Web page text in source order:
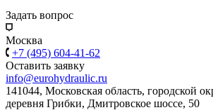
Задать вопрос
Москва
+7 (495) 604-41-62
Оставить заявку
info@eurohydraulic.ru
141044, Московская область, городской
деревня Грибки, Дмитровское шоссе, 50